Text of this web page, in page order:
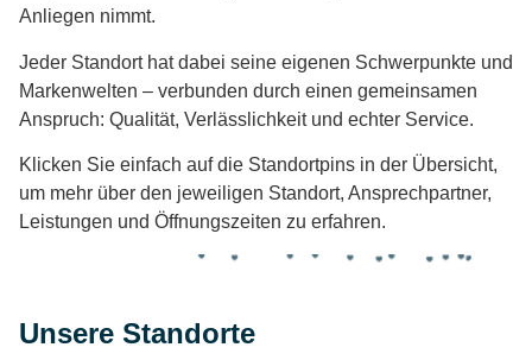
Anliegen nimmt.
Jeder Standort hat dabei seine eigenen Schwerpunkte und
Markenwelten – verbunden durch einen gemeinsamen
Anspruch: Qualität, Verlässlichkeit und echter Service.
Klicken Sie einfach auf die Standortpins in der Übersicht,
um mehr über den jeweiligen Standort, Ansprechpartner,
Leistungen und Öffnungszeiten zu erfahren.
Unsere Standorte